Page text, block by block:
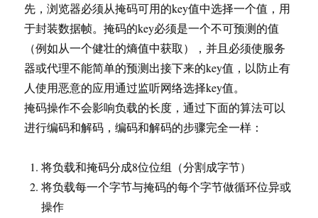
先，浏览器必须从掩码可用的key值中选择一个值，用
于封装数据帧。掩码的key必须是一个不可预测的值
（例如从一个健壮的熵值中获取），并且必须使服务
器或代理不能简单的预测出接下来的key值，以防止有
人使用恶意的应用通过监听网络选择key值。
掩码操作不会影响负载的长度，通过下面的算法可以
进行编码和解码，编码和解码的步骤完全一样：
将负载和掩码分成8位位组（分割成字节）
将负载每一个字节与掩码的每个字节做循环位异或
操作